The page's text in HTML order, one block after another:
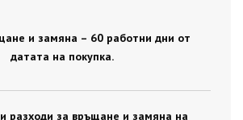
и замяна – 60 работни дни от
датата на покупка.
разходи за връщане и замяна на